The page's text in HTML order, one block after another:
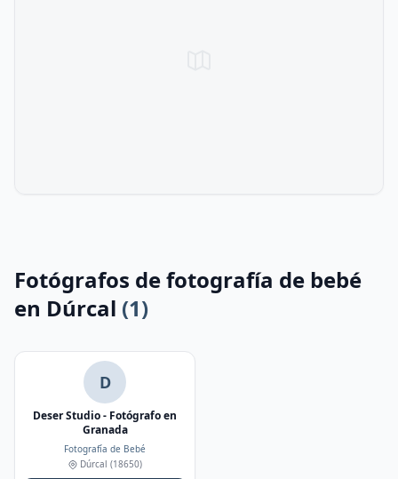
Fotógrafos de fotografía de bebé
en Dúrcal (1)
D
Deser Studio - Fotógrafo en
Granada
Fotografía de Bebé
Dúrcal (18650)